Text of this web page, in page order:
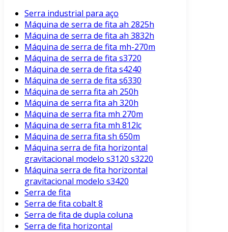
Serra industrial para aço
Máquina de serra de fita ah 2825h
Máquina de serra de fita ah 3832h
Máquina de serra de fita mh-270m
Máquina de serra de fita s3720
Máquina de serra de fita s4240
Máquina de serra de fita s6330
Máquina de serra fita ah 250h
Máquina de serra fita ah 320h
Máquina de serra fita mh 270m
Máquina de serra fita mh 812lc
Máquina de serra fita sh 650m
Máquina serra de fita horizontal
gravitacional modelo s3120 s3220
Máquina serra de fita horizontal
gravitacional modelo s3420
Serra de fita
Serra de fita cobalt 8
Serra de fita de dupla coluna
Serra de fita horizontal